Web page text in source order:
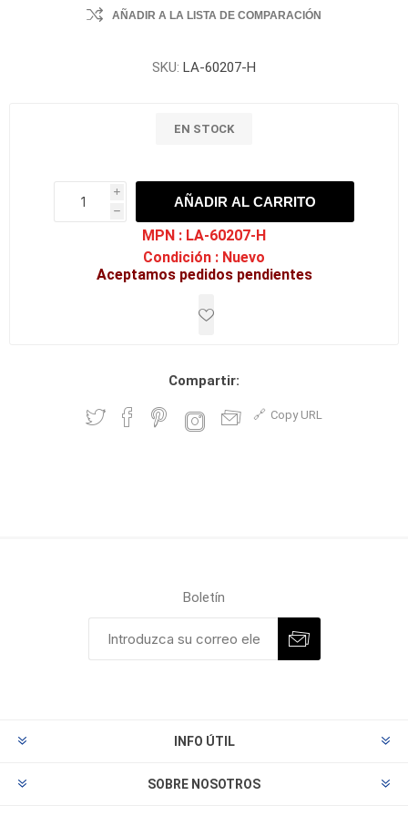
AÑADIR A LA LISTA DE COMPARACIÓN
SKU: LA-60207-H
EN STOCK
i
h
h
AÑADIR AL CARRITO
MPN : LA-60207-H
Condición : Nuevo
Aceptamos pedidos pendientes
Compartir:
Copy URL
Boletín
INFO ÚTIL
SOBRE NOSOTROS